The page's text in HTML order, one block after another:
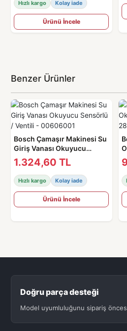
Hızlı kargo Kolay iade
Ürünü İncele
Benzer Ürünler
Bosch Çamaşır Makinesi Su
Giriş Vanası Okuyucu
Sensörlü / Ventili -
00606001
1.324,60 TL
Hızlı kargo Kolay iade
Ürünü İncele
Doğru parça desteği
Model uyumluluğunu sipariş